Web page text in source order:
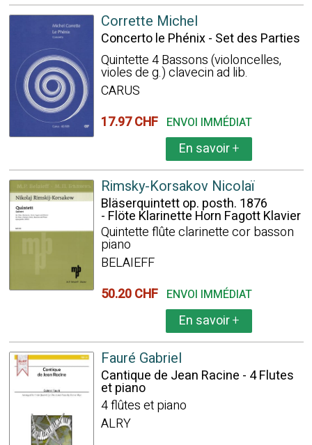
Corrette Michel
Concerto le Phénix - Set des Parties
Quintette 4 Bassons (violoncelles,
violes de g.) clavecin ad lib.
CARUS
17.97 CHF ENVOI IMMÉDIAT
En savoir+
Rimsky-Korsakov Nicolaï
Bläserquintett op. posth. 1876
- Flöte Klarinette Horn Fagott Klavier
Quintette flûte clarinette cor basson
piano
BELAIEFF
50.20 CHF ENVOI IMMÉDIAT
En savoir+
Fauré Gabriel
Cantique de Jean Racine - 4 Flutes
et piano
4 flûtes et piano
ALRY